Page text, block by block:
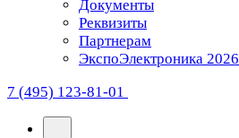
Документы
Реквизиты
Партнерам
ЭкспоЭлектроника 2026
7 (495) 123-81-01